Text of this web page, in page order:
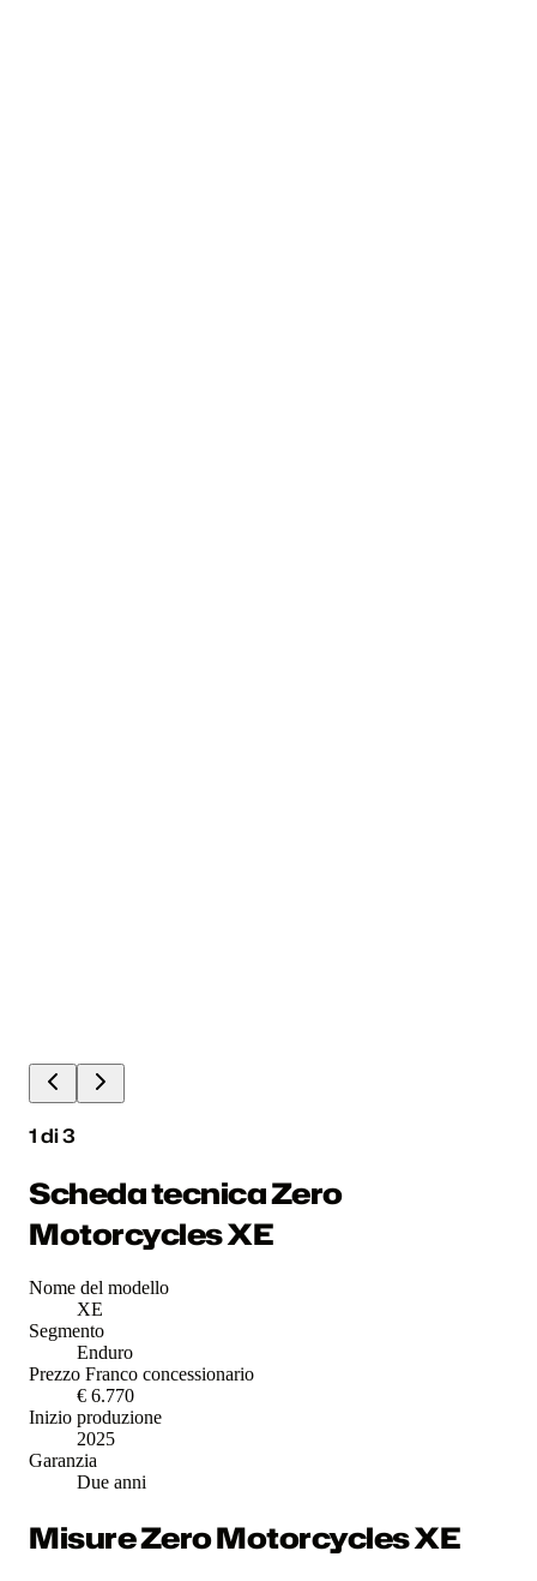
1di3
Scheda tecnica Zero
Motorcycles XE
Nome del modello
XE
Segmento
Enduro
Prezzo Franco concessionario
€ 6.770
Inizio produzione
2025
Garanzia
Due anni
Misure Zero Motorcycles XE